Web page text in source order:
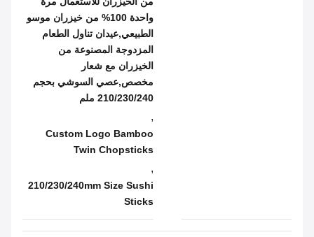
واحدة 100% من خيزران موسو
الطبيعي,عيدان تناول الطعام
المزدوجة المصنوعة من
الخيزران مع شعار
مخصص,عصي السوشي بحجم
210/230/240 ملم
Custom Logo Bamboo
Twin Chopsticks
210/230/240mm Size Sushi
Sticks